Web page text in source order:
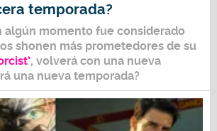
temporada?
algún momento fue considerado
shonen más prometedores de su
, volverá con una nueva
una nueva temporada?